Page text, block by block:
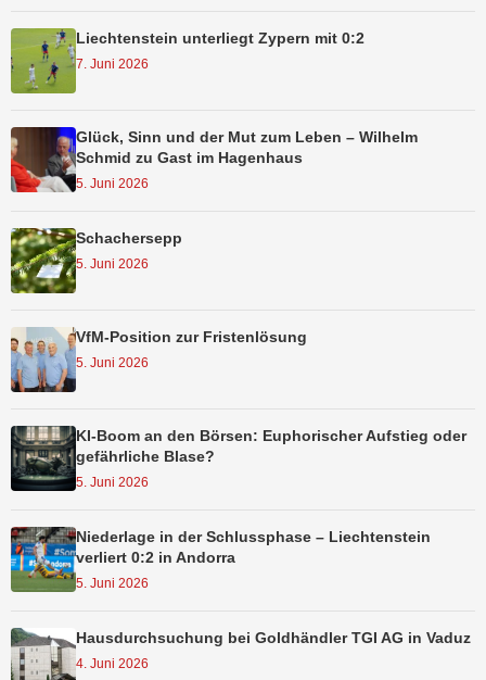
Liechtenstein unterliegt Zypern mit 0:2
7. Juni 2026
Glück, Sinn und der Mut zum Leben – Wilhelm
Schmid zu Gast im Hagenhaus
5. Juni 2026
Schachersepp
5. Juni 2026
VfM-Position zur Fristenlösung
5. Juni 2026
KI-Boom an den Börsen: Euphorischer Aufstieg oder
gefährliche Blase?
5. Juni 2026
Niederlage in der Schlussphase – Liechtenstein
verliert 0:2 in Andorra
5. Juni 2026
Hausdurchsuchung bei Goldhändler TGI AG in Vaduz
4. Juni 2026